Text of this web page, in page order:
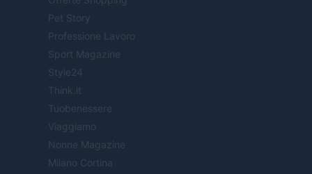
Pet Story
Professione Lavoro
Sport Magazine
Style24
Think.it
Tuobenessere
Viaggiamo
Nonne Magazine
Milano Cortina